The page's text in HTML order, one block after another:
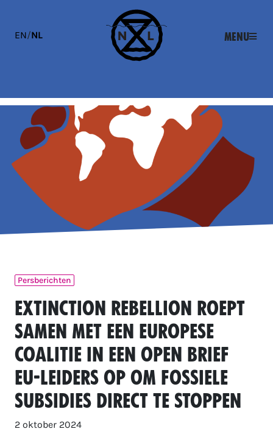
EN/NL Menu
Persberichten
Extinction Rebellion roept
samen met een Europese
coalitie in een open brief
EU-leiders op om fossiele
subsidies direct te stoppen
2 oktober 2024